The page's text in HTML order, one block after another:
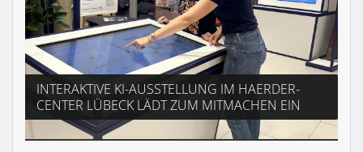
INTERAKTIVE KI-AUSSTELLUNG IM HAERDER-
CENTER LÜBECK LÄDT ZUM MITMACHEN EIN